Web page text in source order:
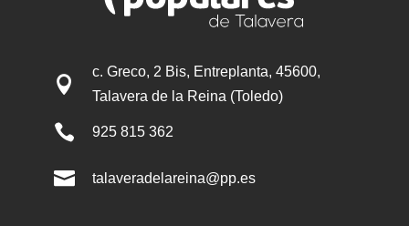

c. Greco, 2 Bis, Entreplanta, 45600,
Talavera de la Reina (Toledo)
 925 815 362
 talaveradelareina@pp.es